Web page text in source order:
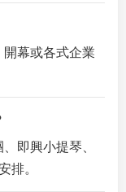
幕或各式企業
即興小提琴、
排。